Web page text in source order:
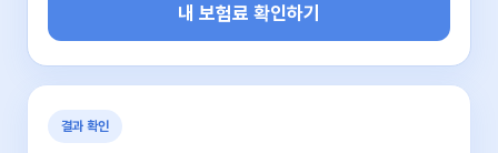
내 보험료 확인하기
결과 확인